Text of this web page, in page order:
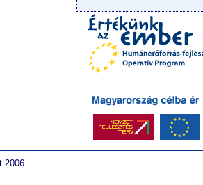
2006